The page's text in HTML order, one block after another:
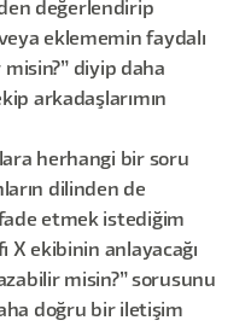
değerlendirip
eklememin faydalı
diyip daha
arkadaşlarımın
herhangi bir soru
dilinden de
etmek istediğim
X ekibinin anlayacağı
misin?” sorusunu
doğru bir iletişim